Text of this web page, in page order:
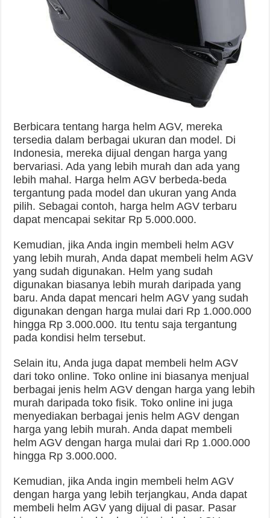
Berbicara tentang harga helm AGV, mereka
tersedia dalam berbagai ukuran dan model. Di
Indonesia, mereka dijual dengan harga yang
bervariasi. Ada yang lebih murah dan ada yang
lebih mahal. Harga helm AGV berbeda-beda
tergantung pada model dan ukuran yang Anda
pilih. Sebagai contoh, harga helm AGV terbaru
dapat mencapai sekitar Rp 5.000.000.
Kemudian, jika Anda ingin membeli helm AGV
yang lebih murah, Anda dapat membeli helm AGV
yang sudah digunakan. Helm yang sudah
digunakan biasanya lebih murah daripada yang
baru. Anda dapat mencari helm AGV yang sudah
digunakan dengan harga mulai dari Rp 1.000.000
hingga Rp 3.000.000. Itu tentu saja tergantung
pada kondisi helm tersebut.
Selain itu, Anda juga dapat membeli helm AGV
dari toko online. Toko online ini biasanya menjual
berbagai jenis helm AGV dengan harga yang lebih
murah daripada toko fisik. Toko online ini juga
menyediakan berbagai jenis helm AGV dengan
harga yang lebih murah. Anda dapat membeli
helm AGV dengan harga mulai dari Rp 1.000.000
hingga Rp 3.000.000.
Kemudian, jika Anda ingin membeli helm AGV
dengan harga yang lebih terjangkau, Anda dapat
membeli helm AGV yang dijual di pasar. Pasar